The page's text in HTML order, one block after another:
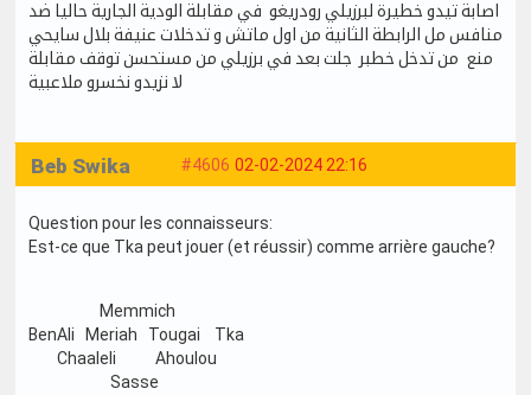
اصابة تيدو خطيرة لبرزيلي رودريغو في مقابلة الودية الجارية حاليا ضد
منافس مل الرابطة الثانية من اول ماتش و تدخلات عنيفة بلال سايحي
منع من تدخل خطبر جلت بعد في برزيلي من مستحسن توقف مقابلة
لا نزيدو نخسرو ملاعبية
#4606 02-02-2024 22:16
Beb Swika
Question pour les connaisseurs:
Est-ce que Tka peut jouer (et réussir) comme arrière gauche?
Memmich
BenAli Meriah Tougai Tka
Chaaleli Ahoulou
Sasse